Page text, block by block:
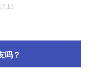
吗？